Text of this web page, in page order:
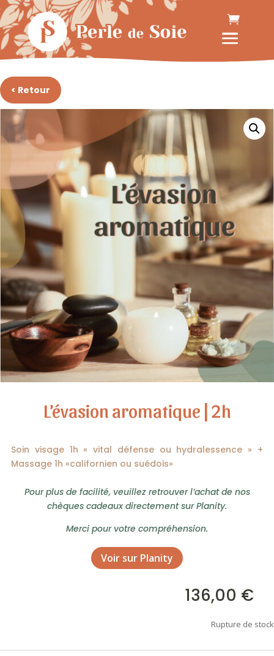
< Retour
L’évasion aromatique | 2h
Soin visage 1h « vital défense ou hydralessence » +
Massage 1h «californien ou suédois»
Pour plus de facilité, veuillez retrouver l’achat de nos
chèques cadeaux directement sur Planity.
Merci pour votre compréhension.
Voir sur Planity
136,00 €
Rupture de stock